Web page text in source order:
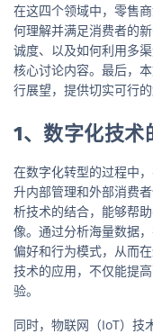
在这四个领域中，零售
何理解并满足消费者的
诚度、以及如何利用多
核心讨论内容。最后，
行展望，提供切实可行的
1、数字化技术
在数字化转型的过程中
升内部管理和外部消费
析技术的结合，能够帮
像。通过分析海量数据
偏好和行为模式，从而
技术的应用，不仅能提
验。
同时，物联网（IoT）技